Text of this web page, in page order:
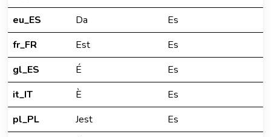
eu_ES
Da
Es
fr_FR
Est
Es
gl_ES
É
Es
it_IT
È
Es
pl_PL
Jest
Es